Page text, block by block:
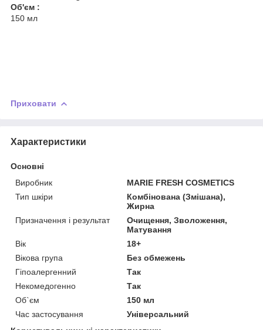
Об'єм :
150 мл
Приховати
Характеристики
Основні
Виробник
MARIE FRESH COSMETICS
Тип шкіри
Комбінована (Змішана),
Жирна
Призначення і результат
Очищення, Зволоження,
Матування
Вік
18+
Вікова група
Без обмежень
Гіпоалергенний
Так
Некомедогенно
Так
Об`єм
150 мл
Час застосування
Універсальний